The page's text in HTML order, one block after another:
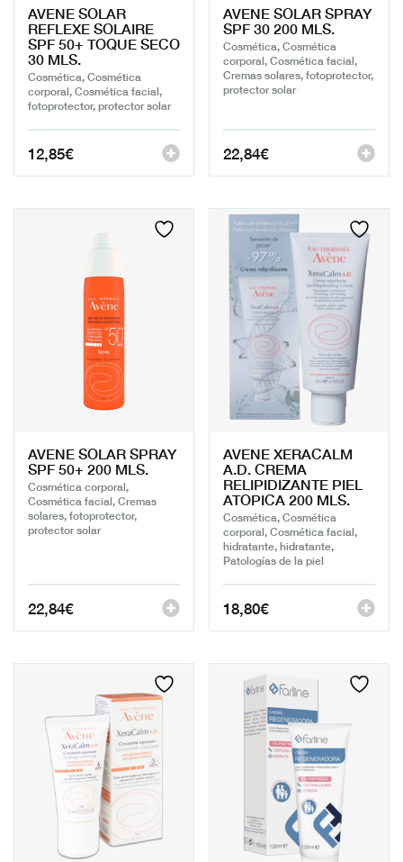
AVENE SOLAR
REFLEXE SOLAIRE
SPF 50+ TOQUE SECO
30 MLS.
Cosmética, Cosmética
corporal, Cosmética facial,
fotoprotector, protector solar
12,85€
AVENE SOLAR SPRAY
SPF 30 200 MLS.
Cosmética, Cosmética
corporal, Cosmética facial,
Cremas solares, fotoprotector,
protector solar
22,84€
AVENE SOLAR SPRAY
SPF 50+ 200 MLS.
Cosmética corporal,
Cosmética facial, Cremas
solares, fotoprotector,
protector solar
22,84€
AVENE XERACALM
A.D. CREMA
RELIPIDIZANTE PIEL
ATOPICA 200 MLS.
Cosmética, Cosmética
corporal, Cosmética facial,
hidratante, hidratante,
Patologías de la piel
18,80€